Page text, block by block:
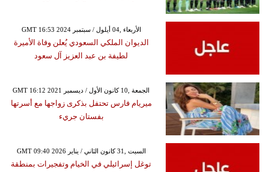
GMT 16:53 2024 الأربعاء ,04 أيلول / سبتمبر
الديوان الملكي السعودي يُعلن وفاة الأميرة
لطيفة بن عبد العزيز آل سعود
GMT 16:12 2021 الجمعة ,10 كانون الأول / ديسمبر
ميريام فارس تحتفل بذكرى زواجها مع أسرتها
بفستان جريء
GMT 09:40 2026 السبت ,31 كانون الثاني / يناير
توغل إسرائيلي في الخيام وتفجيرات بمنطقة